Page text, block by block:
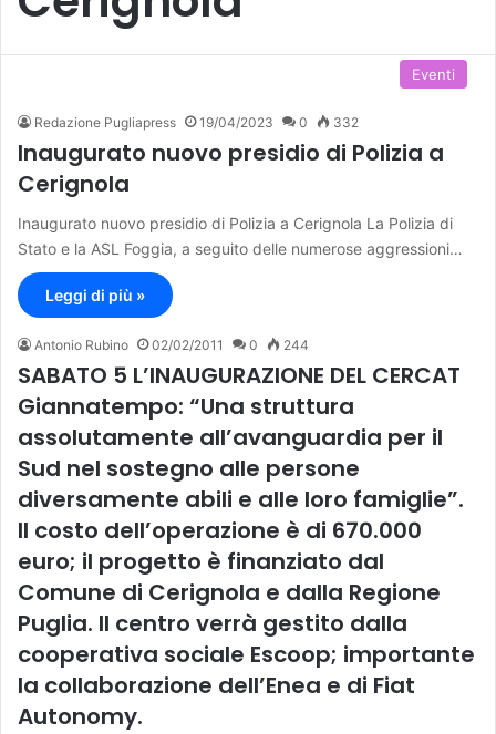
Eventi
Redazione Pugliapress 19/04/2023 0 332
Inaugurato nuovo presidio di Polizia a
Cerignola
Inaugurato nuovo presidio di Polizia a Cerignola La Polizia di
Stato e la ASL Foggia, a seguito delle numerose aggressioni…
Leggi di più »
Antonio Rubino 02/02/2011 0 244
SABATO 5 L’INAUGURAZIONE DEL CERCAT
Giannatempo: “Una struttura
assolutamente all’avanguardia per il
Sud nel sostegno alle persone
diversamente abili e alle loro famiglie”.
Il costo dell’operazione è di 670.000
euro; il progetto è finanziato dal
Comune di Cerignola e dalla Regione
Puglia. Il centro verrà gestito dalla
cooperativa sociale Escoop; importante
la collaborazione dell’Enea e di Fiat
Autonomy.